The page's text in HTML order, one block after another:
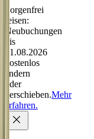
Sorgenfrei
reisen:
Neubuchungen
bis
31.08.2026
kostenlos
ändern
oder
verschieben.Mehr
erfahren.